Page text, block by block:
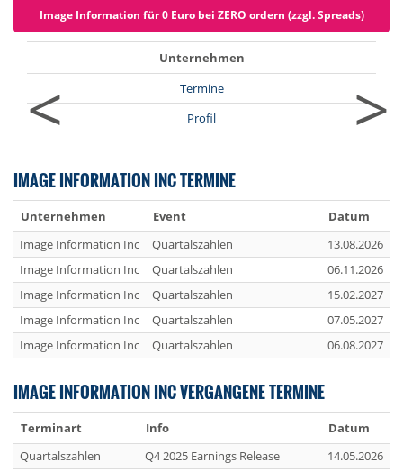
Image Information für 0 Euro bei ZERO ordern (zzgl. Spreads)
<
Unternehmen
Termine
Profil
>
IMAGE INFORMATION INC TERMINE
Unternehmen Event
Datum
Image Information Inc
Quartalszahlen
13.08.2026
Image Information Inc
Quartalszahlen
06.11.2026
Image Information Inc
Quartalszahlen
15.02.2027
Image Information Inc
Quartalszahlen
07.05.2027
Image Information Inc
Quartalszahlen 06.08.2027
IMAGE INFORMATION INC VERGANGENE TERMINE
Terminart Info
Datum
Quartalszahlen
Q4 2025 Earnings Release
14.05.2026